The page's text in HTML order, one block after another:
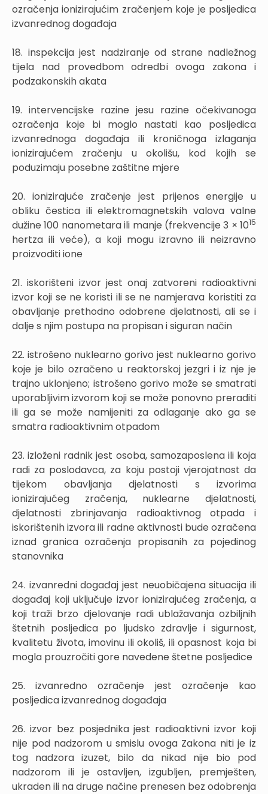
ozračenja ionizirajućim zračenjem koje je posljedica
izvanrednog događaja
18. inspekcija jest nadziranje od strane nadležnog
tijela nad provedbom odredbi ovoga zakona i
podzakonskih akata
19. intervencijske razine jesu razine očekivanoga
ozračenja koje bi moglo nastati kao posljedica
izvanrednoga događaja ili kroničnoga izlaganja
ionizirajućem zračenju u okolišu, kod kojih se
poduzimaju posebne zaštitne mjere
20. ionizirajuće zračenje jest prijenos energije u
obliku čestica ili elektromagnetskih valova valne
dužine 100 nanometara ili manje (frekvencije 3 × 1015
hertza ili veće), a koji mogu izravno ili neizravno
proizvoditi ione
21. iskorišteni izvor jest onaj zatvoreni radioaktivni
izvor koji se ne koristi ili se ne namjerava koristiti za
obavljanje prethodno odobrene djelatnosti, ali se i
dalje s njim postupa na propisan i siguran način
22. istrošeno nuklearno gorivo jest nuklearno gorivo
koje je bilo ozračeno u reaktorskoj jezgri i iz nje je
trajno uklonjeno; istrošeno gorivo može se smatrati
uporabljivim izvorom koji se može ponovno preraditi
ili ga se može namijeniti za odlaganje ako ga se
smatra radioaktivnim otpadom
23. izloženi radnik jest osoba, samozaposlena ili koja
radi za poslodavca, za koju postoji vjerojatnost da
tijekom obavljanja djelatnosti s izvorima
ionizirajućeg zračenja, nuklearne djelatnosti,
djelatnosti zbrinjavanja radioaktivnog otpada i
iskorištenih izvora ili radne aktivnosti bude ozračena
iznad granica ozračenja propisanih za pojedinog
stanovnika
24. izvanredni događaj jest neuobičajena situacija ili
događaj koji uključuje izvor ionizirajućeg zračenja, a
koji traži brzo djelovanje radi ublažavanja ozbiljnih
štetnih posljedica po ljudsko zdravlje i sigurnost,
kvalitetu života, imovinu ili okoliš, ili opasnost koja bi
mogla prouzročiti gore navedene štetne posljedice
25. izvanredno ozračenje jest ozračenje kao
posljedica izvanrednog događaja
26. izvor bez posjednika jest radioaktivni izvor koji
nije pod nadzorom u smislu ovoga Zakona niti je iz
tog nadzora izuzet, bilo da nikad nije bio pod
nadzorom ili je ostavljen, izgubljen, premješten,
ukraden ili na druge načine prenesen bez odobrenja